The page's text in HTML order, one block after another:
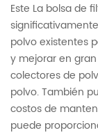
Este La bolsa de
polvo existentes
y mejorar en
colectores de
polvo. También
costos de
puede